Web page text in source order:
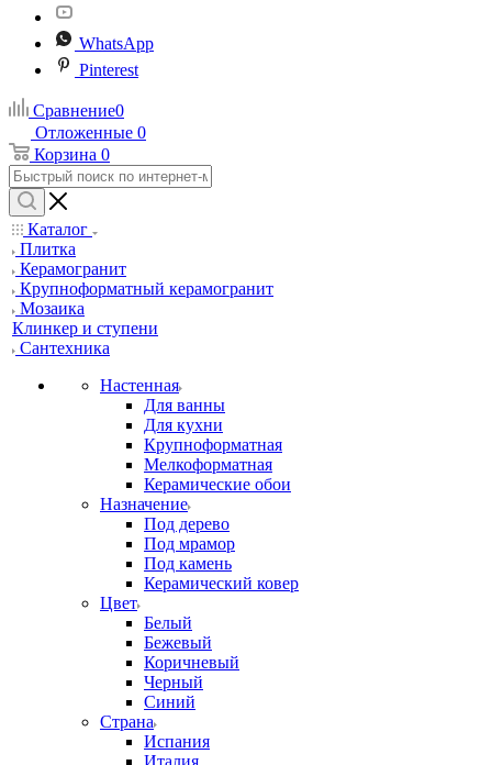
WhatsApp
Pinterest
Сравнение0
Отложенные 0
Корзина 0
Каталог
Плитка
Керамогранит
Крупноформатный керамогранит
Мозаика
Клинкер и ступени
Сантехника
Настенная
Для ванны
Для кухни
Крупноформатная
Мелкоформатная
Керамические обои
Назначение
Под дерево
Под мрамор
Под камень
Керамический ковер
Цвет
Белый
Бежевый
Коричневый
Черный
Синий
Страна
Испания